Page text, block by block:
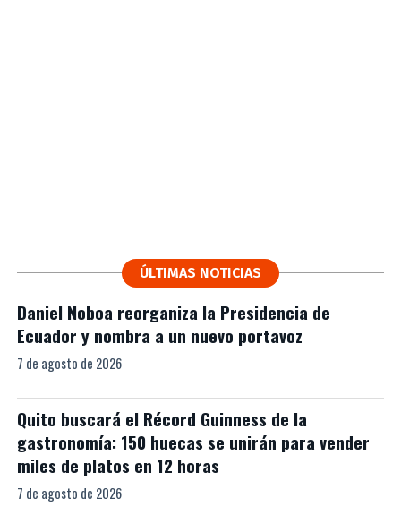
ÚLTIMAS NOTICIAS
Daniel Noboa reorganiza la Presidencia de
Ecuador y nombra a un nuevo portavoz
7 de agosto de 2026
Quito buscará el Récord Guinness de la
gastronomía: 150 huecas se unirán para vender
miles de platos en 12 horas
7 de agosto de 2026